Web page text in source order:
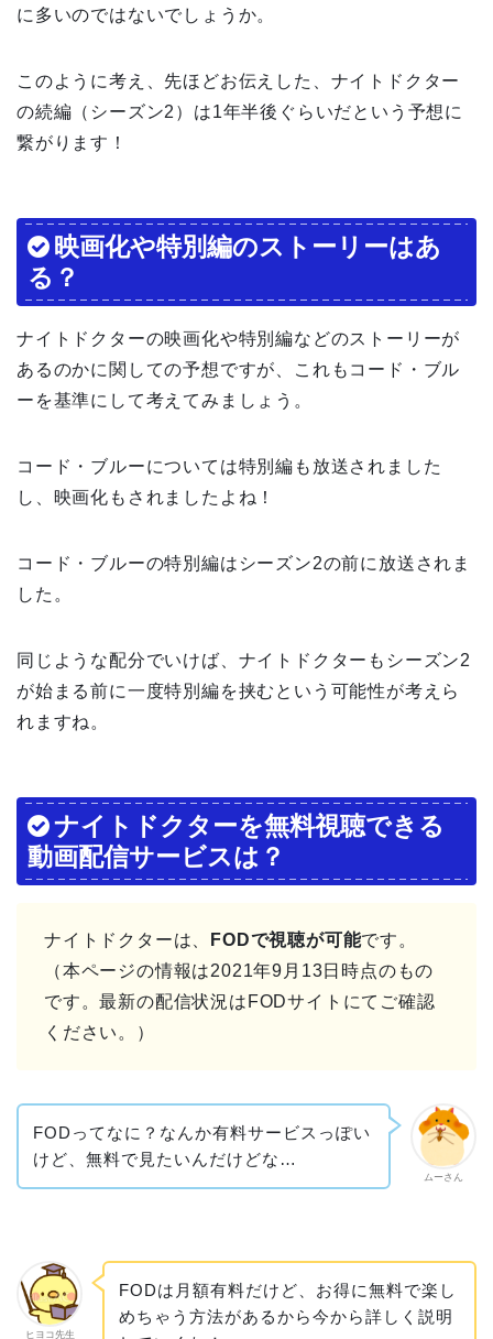
に多いのではないでしょうか。
このように考え、先ほどお伝えした、ナイトドクター
の続編（シーズン2）は1年半後ぐらいだという予想に
繋がります！
映画化や特別編のストーリーはあ
る？
ナイトドクターの映画化や特別編などのストーリーが
あるのかに関しての予想ですが、これもコード・ブル
ーを基準にして考えてみましょう。
コード・ブルーについては特別編も放送されました
し、映画化もされましたよね！
コード・ブルーの特別編はシーズン2の前に放送されま
した。
同じような配分でいけば、ナイトドクターもシーズン2
が始まる前に一度特別編を挟むという可能性が考えら
れますね。
ナイトドクターを無料視聴できる
動画配信サービスは？
ナイトドクターは、 FODで視聴が可能です。
（本ページの情報は2021年9月13日時点のもの
です。最新の配信状況はFODサイトにてご確認
ください。）
ムーさん
FODってなに？なんか有料サービスっぽい
けど、無料で見たいんだけどな…
ヒヨコ先生
FODは月額有料だけど、お得に無料で楽し
めちゃう方法があるから今から詳しく説明